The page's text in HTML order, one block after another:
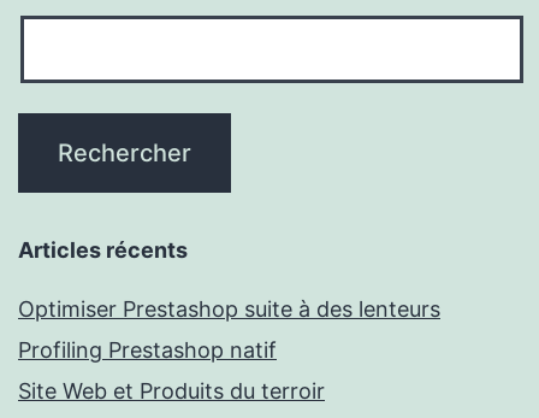
Articles récents
Optimiser Prestashop suite à des lenteurs
Profiling Prestashop natif
Site Web et Produits du terroir